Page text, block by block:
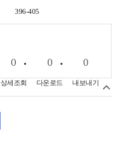
396-405
0
상세조회
0
다운로드
0
내보내기